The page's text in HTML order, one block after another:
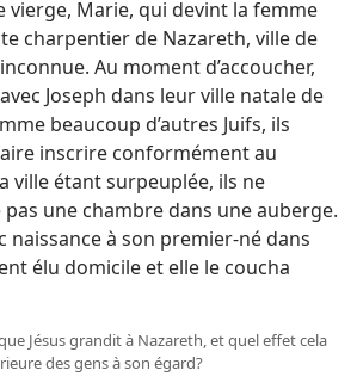
vierge, Marie, qui devint la femme
charpentier de Nazareth, ville de
Au moment d’accoucher,
Joseph dans leur ville natale de
beaucoup d’autres Juifs, ils
inscrire conformément au
ville étant surpeuplée, ils ne
une chambre dans une auberge.
naissance à son premier-né dans
élu domicile et elle le coucha
Jésus grandit à Nazareth, et quel effet cela
des gens à son égard?